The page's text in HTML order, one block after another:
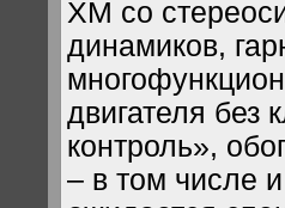
XM со
динамиков,
двигателя без
контроль»,
– в том числе